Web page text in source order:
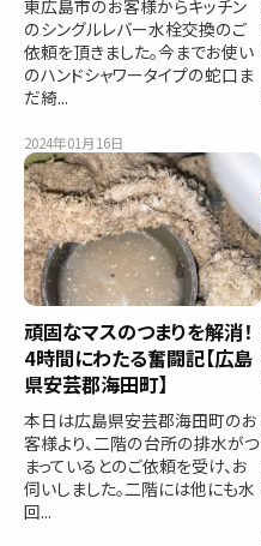
東広島市のお客様からキッチン
のシングルレバー水栓交換のご
依頼を頂きました。今までお使い
のハンドシャワータイプの蛇口ま
だ綺...
2024年01月16日
頑固なマスのつまりを解消！
4時間にわたる奮闘記【広島
県安芸郡海田町】
本日は広島県安芸郡海田町のお
客様より、二階の台所の排水がつ
まっているとのご依頼を受け、お
伺いしました。二階には他にも水
回...